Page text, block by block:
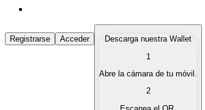
Comprar Criptomonedas
Compra criptomonedas con diferentes
Vende tus criptomonedas de forma
Registrarse Acceder
Descarga nuestra Wallet
1
Abre la cámara de tu móvil.
2